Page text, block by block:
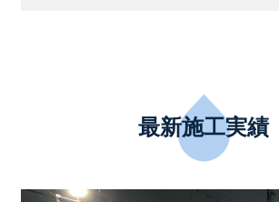
最新施工実績